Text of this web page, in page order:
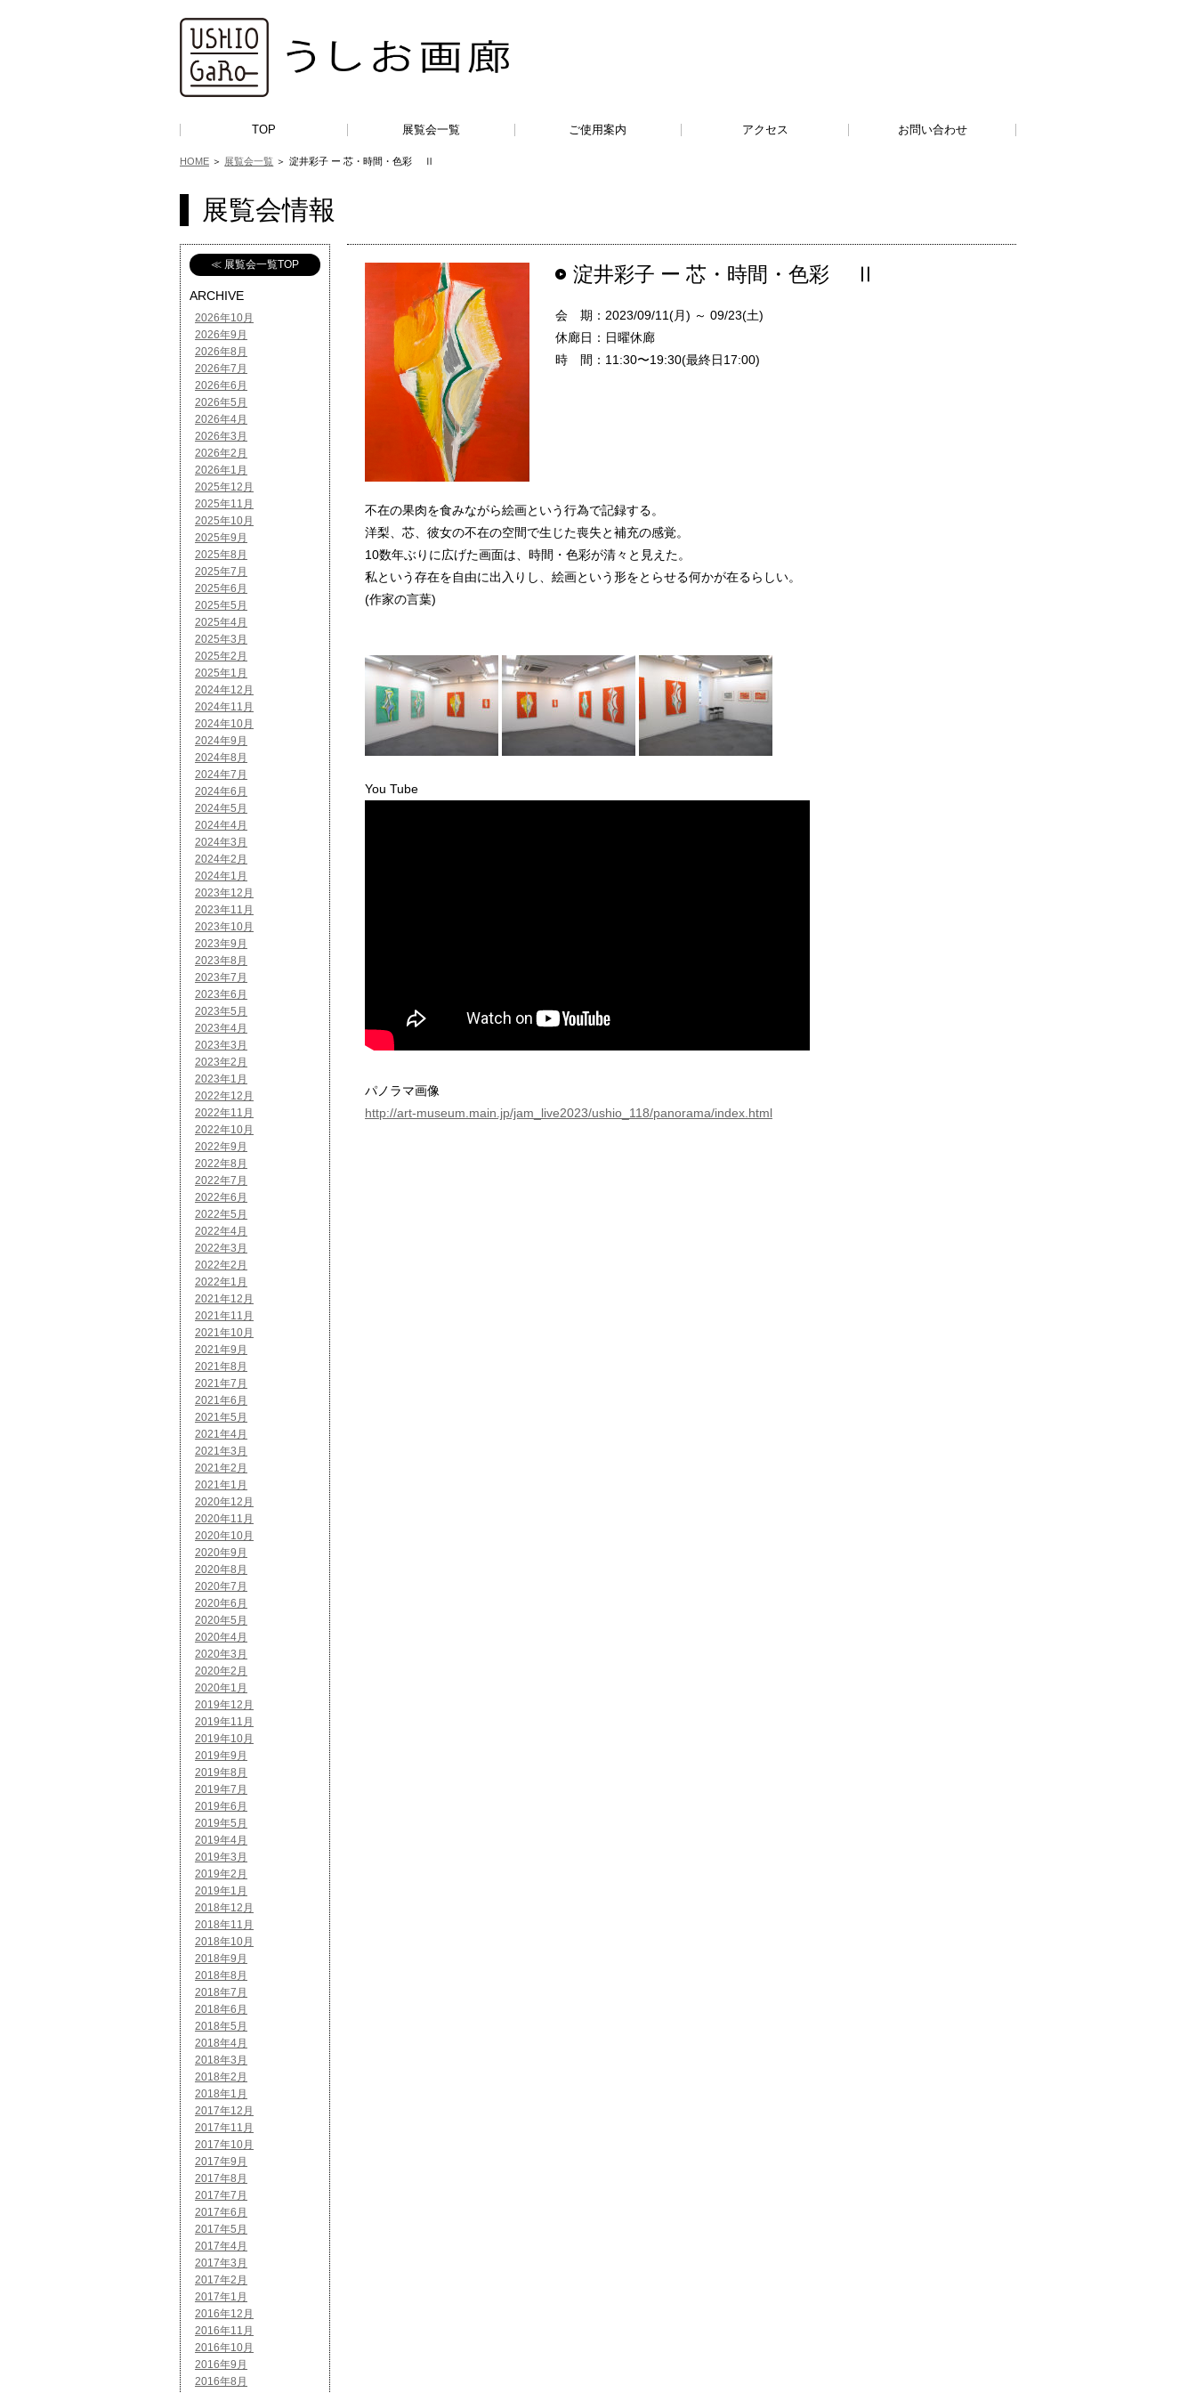
TOP 展覧会一覧 ご使用案内 アクセス お問い合わせ
HOME ＞ 展覧会一覧 ＞ 淀井彩子 ー 芯・時間・色彩 Ⅱ
展覧会情報
淀井彩子 ー 芯・時間・色彩 Ⅱ
会 期：2023/09/11(月) ～ 09/23(土)
休廊日：日曜休廊
時 間：11:30〜19:30(最終日17:00)
不在の果肉を食みながら絵画という行為で記録する。
洋梨、芯、彼女の不在の空間で生じた喪失と補充の感覚。
10数年ぶりに広げた画面は、時間・色彩が清々と見えた。
私という存在を自由に出入りし、絵画という形をとらせる何かが在るらしい。
(作家の言葉)
You Tube
パノラマ画像
http://art-museum.main.jp/jam_live2023/ushio_118/panorama/index.html
≪ 展覧会一覧TOP
ARCHIVE
2026年10月
2026年9月
2026年8月
2026年7月
2026年6月
2026年5月
2026年4月
2026年3月
2026年2月
2026年1月
2025年12月
2025年11月
2025年10月
2025年9月
2025年8月
2025年7月
2025年6月
2025年5月
2025年4月
2025年3月
2025年2月
2025年1月
2024年12月
2024年11月
2024年10月
2024年9月
2024年8月
2024年7月
2024年6月
2024年5月
2024年4月
2024年3月
2024年2月
2024年1月
2023年12月
2023年11月
2023年10月
2023年9月
2023年8月
2023年7月
2023年6月
2023年5月
2023年4月
2023年3月
2023年2月
2023年1月
2022年12月
2022年11月
2022年10月
2022年9月
2022年8月
2022年7月
2022年6月
2022年5月
2022年4月
2022年3月
2022年2月
2022年1月
2021年12月
2021年11月
2021年10月
2021年9月
2021年8月
2021年7月
2021年6月
2021年5月
2021年4月
2021年3月
2021年2月
2021年1月
2020年12月
2020年11月
2020年10月
2020年9月
2020年8月
2020年7月
2020年6月
2020年5月
2020年4月
2020年3月
2020年2月
2020年1月
2019年12月
2019年11月
2019年10月
2019年9月
2019年8月
2019年7月
2019年6月
2019年5月
2019年4月
2019年3月
2019年2月
2019年1月
2018年12月
2018年11月
2018年10月
2018年9月
2018年8月
2018年7月
2018年6月
2018年5月
2018年4月
2018年3月
2018年2月
2018年1月
2017年12月
2017年11月
2017年10月
2017年9月
2017年8月
2017年7月
2017年6月
2017年5月
2017年4月
2017年3月
2017年2月
2017年1月
2016年12月
2016年11月
2016年10月
2016年9月
2016年8月